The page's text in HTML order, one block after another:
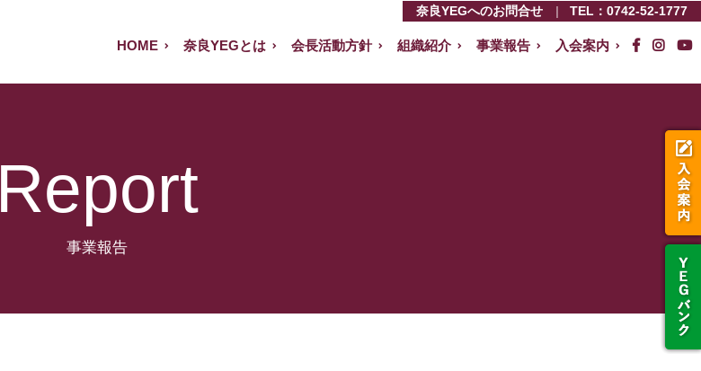
奈良YEGへのお問合せ TEL： 0742-52-1777
HOME 奈良YEGとは 会長活動方針 組織紹介 事業報告 入会案内
Report